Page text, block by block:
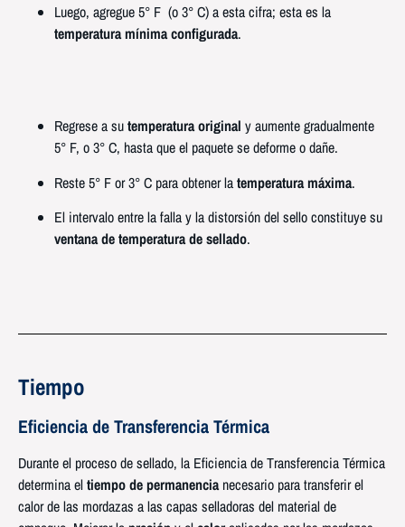
Luego, agregue 5° F (o 3° C) a esta cifra; esta es la
temperatura mínima configurada.
Regrese a sutemperatura original y aumente gradualmente
5° F, o 3° C, hasta que el paquete se deforme o dañe.
Reste 5° F or 3° C para obtener latemperatura máxima.
El intervalo entre la falla y la distorsión del sello constituye su
ventana de temperatura de sellado.
Tiempo
Eficiencia de Transferencia Térmica
Durante el proceso de sellado, la Eficiencia de Transferencia Térmica
determina eltiempo de permanencianecesario para transferir el
calor de las mordazas a las capas selladoras del material de